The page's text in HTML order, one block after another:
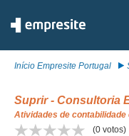
Início Empresite Portugal
Suprir - Consultoria
Atividades de
(0 votos)